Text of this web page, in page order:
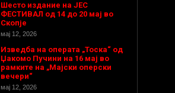
Шесто издание на ЈЕС
ФЕСТИВАЛ од 14 до 20 мај во
Скопје
мај 12, 2026
Изведба на операта „Тоска“ од
Џакомо Пучини на 16 мај во
рамките на „Мајски оперски
вечери“
мај 12, 2026